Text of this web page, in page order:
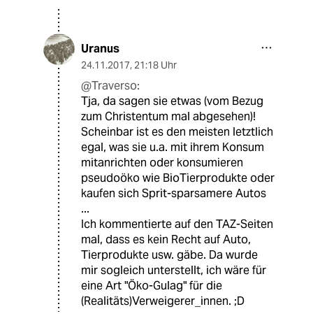
Uranus
24.11.2017, 21:18 Uhr
@Traverso:
Tja, da sagen sie etwas (vom Bezug
zum Christentum mal abgesehen)!
Scheinbar ist es den meisten letztlich
egal, was sie u.a. mit ihrem Konsum
mitanrichten oder konsumieren
pseudoöko wie BioTierprodukte oder
kaufen sich Sprit-sparsamere Autos
...
Ich kommentierte auf den TAZ-Seiten
mal, dass es kein Recht auf Auto,
Tierprodukte usw. gäbe. Da wurde
mir sogleich unterstellt, ich wäre für
eine Art "Öko-Gulag" für die
(Realitäts)Verweigerer_innen. ;D